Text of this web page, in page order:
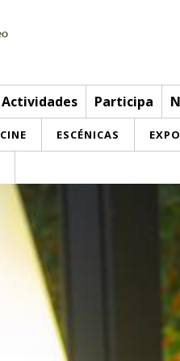
Actividades Participa
CINE ESCÉNICAS